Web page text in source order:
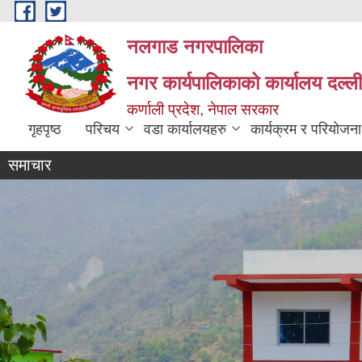
Skip to main content
नलगाड नगरपालिका
नगर कार्यपालिकाको कार्यालय
कर्णाली प्रदेश, नेपाल सरकार
गृहपृष्ठ परिचय वडा कार्यालयहरु कार्यक्रम र परियोजना
समाचार